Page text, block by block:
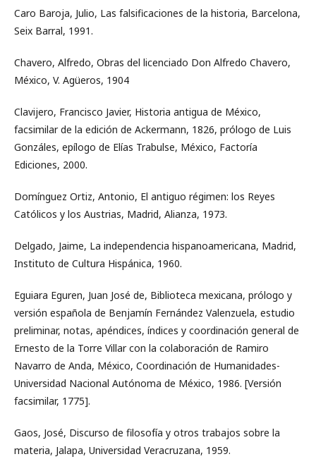
Caro Baroja, Julio, Las falsificaciones de la historia, Barcelona,
Seix Barral, 1991.
Chavero, Alfredo, Obras del licenciado Don Alfredo Chavero,
México, V. Agüeros, 1904
Clavijero, Francisco Javier, Historia antigua de México,
facsimilar de la edición de Ackermann, 1826, prólogo de Luis
Gonzáles, epílogo de Elías Trabulse, México, Factoría
Ediciones, 2000.
Domínguez Ortiz, Antonio, El antiguo régimen: los Reyes
Católicos y los Austrias, Madrid, Alianza, 1973.
Delgado, Jaime, La independencia hispanoamericana, Madrid,
Instituto de Cultura Hispánica, 1960.
Eguiara Eguren, Juan José de, Biblioteca mexicana, prólogo y
versión española de Benjamín Fernández Valenzuela, estudio
preliminar, notas, apéndices, índices y coordinación general de
Ernesto de la Torre Villar con la colaboración de Ramiro
Navarro de Anda, México, Coordinación de Humanidades-
Universidad Nacional Autónoma de México, 1986. [Versión
facsimilar, 1775].
Gaos, José, Discurso de filosofía y otros trabajos sobre la
materia, Jalapa, Universidad Veracruzana, 1959.